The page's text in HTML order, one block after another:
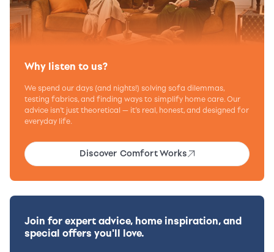
Why listen to us?
We spend our days (and nights!) solving sofa dilemmas,
testing fabrics, and finding ways to simplify home care. Our
advice isn’t just theoretical — it’s real, honest, and designed for
everyday life.
Discover Comfort Works
Join for expert advice, home inspiration, and
special offers you'll love.